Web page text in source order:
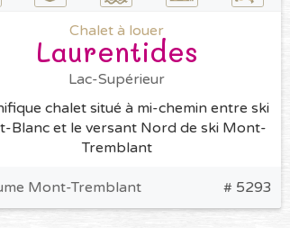
Chalet à louer
Laurentides
Lac-Supérieur
chalet situé à mi-chemin entre ski
Blanc et le versant Nord de ski Mont-
Tremblant
Mont-Tremblant # 5293